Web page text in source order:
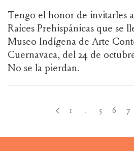
Tengo el honor de invitarles
Raíces Prehispánicas que se
Museo Indígena de Arte
Cuernavaca, del 24 de
No se la pierdan.
1 … 5 6 7